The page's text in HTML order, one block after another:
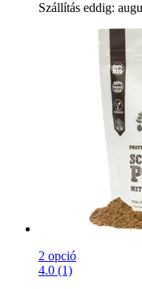
Szállítás eddig:
2 opció
4.0 (1)